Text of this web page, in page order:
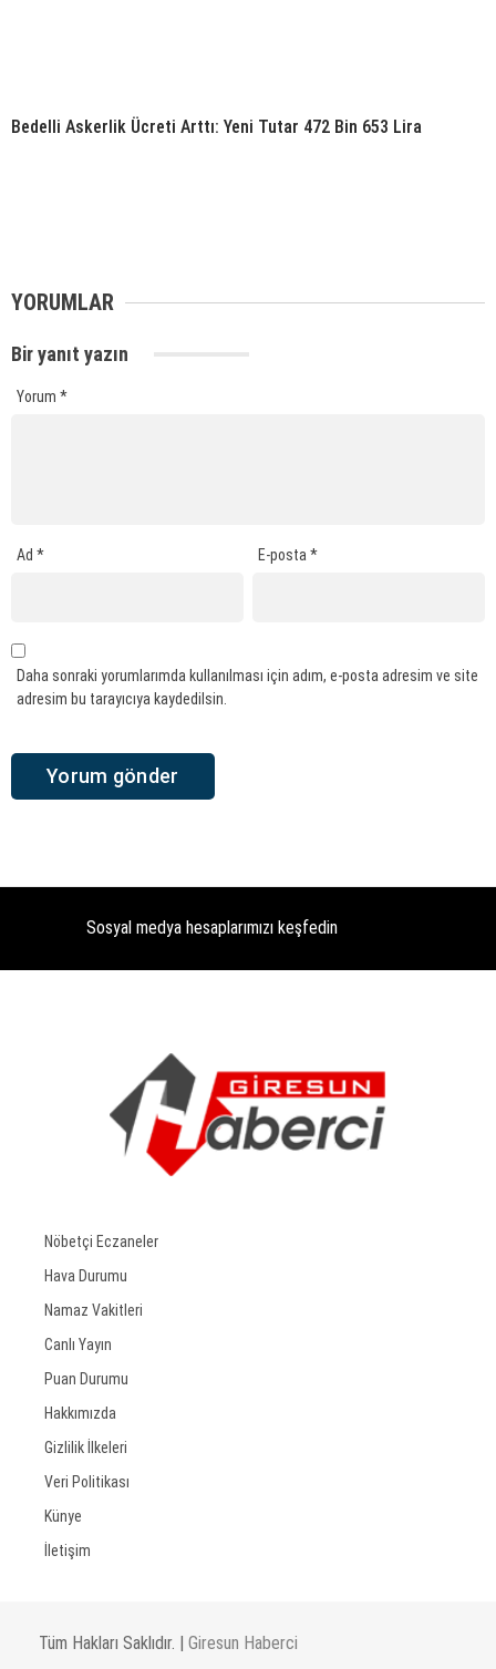
Bedelli Askerlik Ücreti Arttı: Yeni Tutar 472 Bin 653 Lira
YORUMLAR
Bir yanıt yazın
Yorum *
Ad * E-posta*
Daha sonraki yorumlarımda kullanılması için adım, e-posta adresim ve site
adresim bu tarayıcıya kaydedilsin.
Sosyal medya hesaplarımızı keşfedin
Nöbetçi Eczaneler
Hava Durumu
Namaz Vakitleri
Canlı Yayın
Puan Durumu
Hakkımızda
Gizlilik İlkeleri
Veri Politikası
Künye
İletişim
Tüm Hakları Saklıdır. | Giresun Haberci